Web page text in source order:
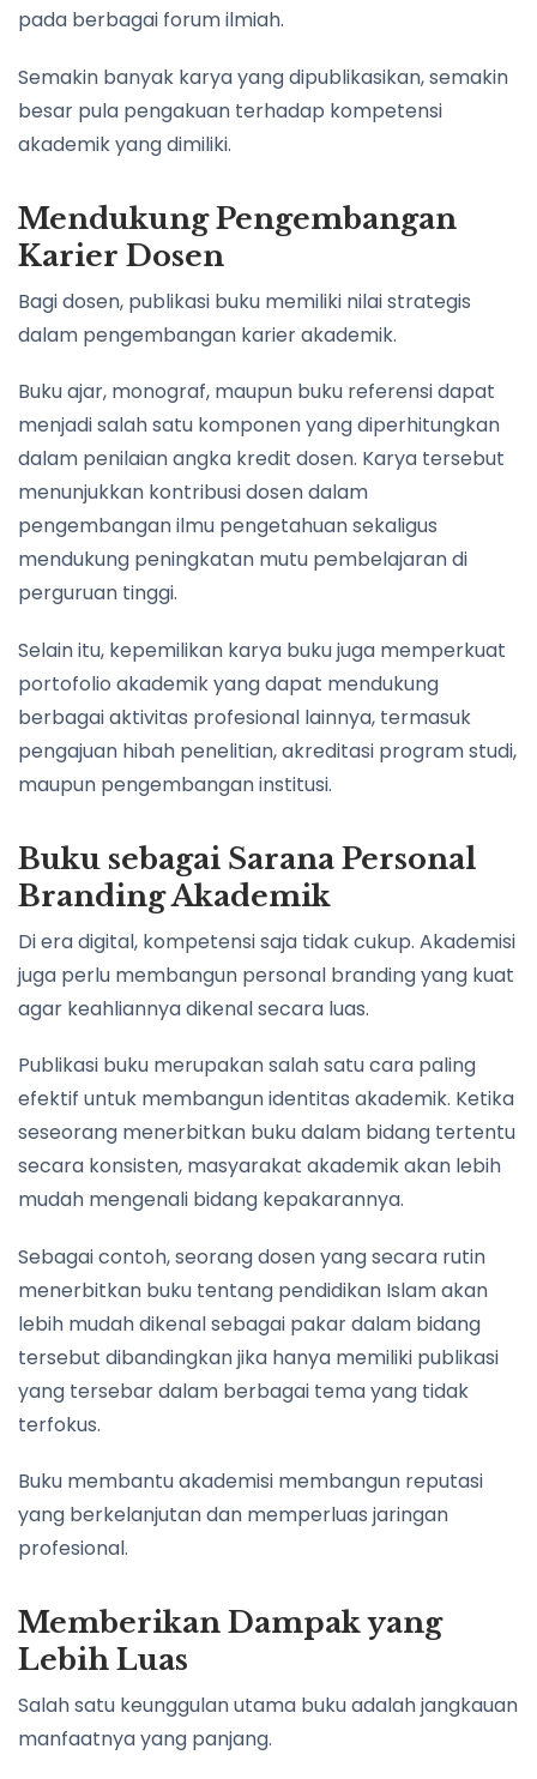
pada berbagai forum ilmiah.
Semakin banyak karya yang dipublikasikan, semakin
besar pula pengakuan terhadap kompetensi
akademik yang dimiliki.
Mendukung Pengembangan
Karier Dosen
Bagi dosen, publikasi buku memiliki nilai strategis
dalam pengembangan karier akademik.
Buku ajar, monograf, maupun buku referensi dapat
menjadi salah satu komponen yang diperhitungkan
dalam penilaian angka kredit dosen. Karya tersebut
menunjukkan kontribusi dosen dalam
pengembangan ilmu pengetahuan sekaligus
mendukung peningkatan mutu pembelajaran di
perguruan tinggi.
Selain itu, kepemilikan karya buku juga memperkuat
portofolio akademik yang dapat mendukung
berbagai aktivitas profesional lainnya, termasuk
pengajuan hibah penelitian, akreditasi program studi,
maupun pengembangan institusi.
Buku sebagai Sarana Personal
Branding Akademik
Di era digital, kompetensi saja tidak cukup. Akademisi
juga perlu membangun personal branding yang kuat
agar keahliannya dikenal secara luas.
Publikasi buku merupakan salah satu cara paling
efektif untuk membangun identitas akademik. Ketika
seseorang menerbitkan buku dalam bidang tertentu
secara konsisten, masyarakat akademik akan lebih
mudah mengenali bidang kepakarannya.
Sebagai contoh, seorang dosen yang secara rutin
menerbitkan buku tentang pendidikan Islam akan
lebih mudah dikenal sebagai pakar dalam bidang
tersebut dibandingkan jika hanya memiliki publikasi
yang tersebar dalam berbagai tema yang tidak
terfokus.
Buku membantu akademisi membangun reputasi
yang berkelanjutan dan memperluas jaringan
profesional.
Memberikan Dampak yang
Lebih Luas
Salah satu keunggulan utama buku adalah jangkauan
manfaatnya yang panjang.